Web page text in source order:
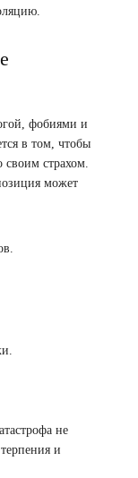
фобиями и
в том, чтобы
своим страхом.
может
не
и